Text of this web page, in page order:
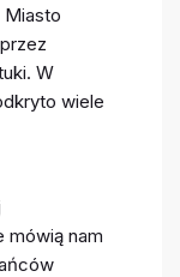
Miasto
W
wiele
mówią nam